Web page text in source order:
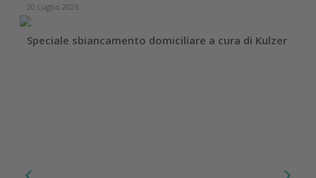
20 Luglio 2026
Speciale sbiancamento domiciliare a cura di Kulzer